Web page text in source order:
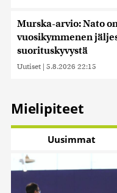
Murska-arvio: Nato
vuosikymmenen
suorituskyvystä
Uutiset | 5.8.2026 22:15
Mielipiteet
Uusimmat